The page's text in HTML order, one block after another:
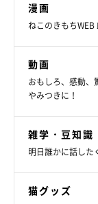
漫画
ねこのきもち
動画
おもしろ、感動
やみつきに！
雑学・豆知識
明日誰かに話した
猫グッズ